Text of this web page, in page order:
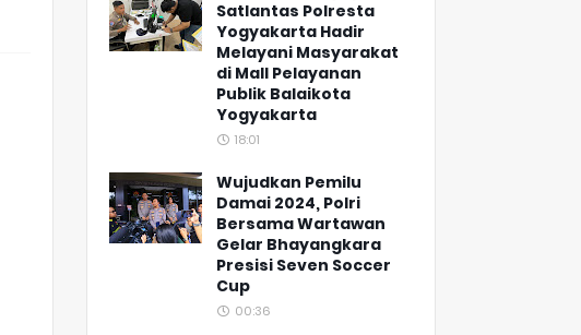
Satlantas Polresta
Yogyakarta Hadir
Melayani Masyarakat
di Mall Pelayanan
Publik Balaikota
Yogyakarta
18:01
Wujudkan Pemilu
Damai 2024, Polri
Bersama Wartawan
Gelar Bhayangkara
Presisi Seven Soccer
Cup
00:36